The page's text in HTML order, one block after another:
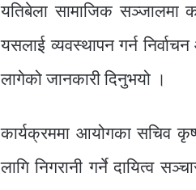
यतिबेला सामाजिक
यसलाई व्यवस्थापन गर्न
लागेको जानकारी दिनुभयो ।
कार्यक्रममा आयोगका सचिव
लागि निगरानी गर्ने दायित्व